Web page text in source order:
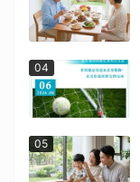
04
05